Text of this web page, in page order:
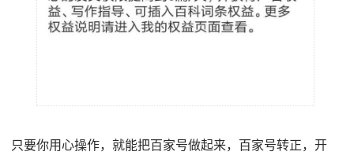
只要你用心操作，就能把百家号做起来，百家号转正，开